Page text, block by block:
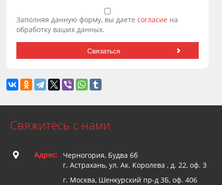
Заполняя данную форму, вы даетесогласие на
обработку ваших данных.
Свяжитесь с нами
Адрес:
Черногория, Будва 6б
г. Астрахань, ул. Ак. Королева , д. 22, оф. 3
г. Москва, Шенкурский пр-д 3Б, оф. 406